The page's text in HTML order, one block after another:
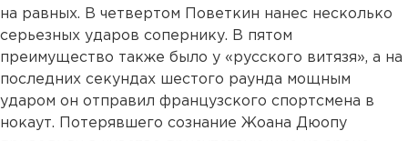
на равных. В четвертом Поветкин нанес несколько
серьезных ударов сопернику. В пятом
преимущество также было у «русского витязя», а на
последних секундах шестого раунда мощным
ударом он отправил французского спортсмена в
нокаут. Потерявшего сознание Жоана Дюопу